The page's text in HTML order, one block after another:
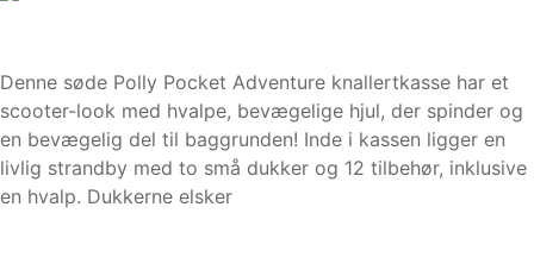
Denne søde Polly Pocket Adventure knallertkasse har et
scooter-look med hvalpe, bevægelige hjul, der spinder og
en bevægelig del til baggrunden! Inde i kassen ligger en
livlig strandby med to små dukker og 12 tilbehør, inklusive
en hvalp. Dukkerne elsker